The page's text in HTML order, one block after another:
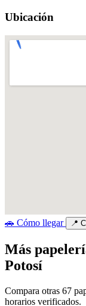
Ubicación
🚗 Cómo llegar 📍
Más
Potosí
Compara otras 67
horarios verificados.